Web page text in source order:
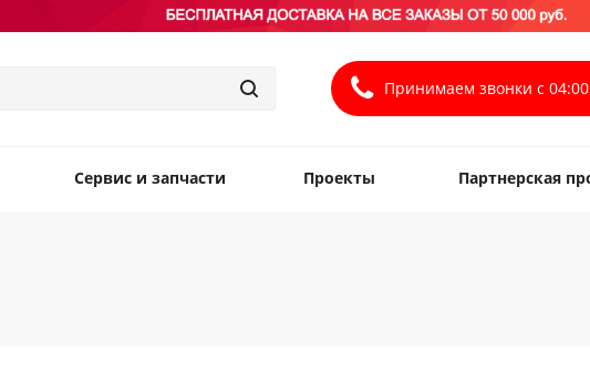
Принимаем звонки с
Сервис и запчасти Проекты Партнерская